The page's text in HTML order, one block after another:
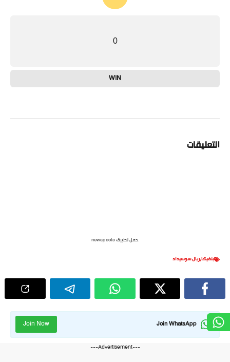
0
WIN
التعليقات
حمل تطبيق newspoots
بنفيكا,ريال سوسيداد
Join WhatsApp
Join Now
---Advertisement---